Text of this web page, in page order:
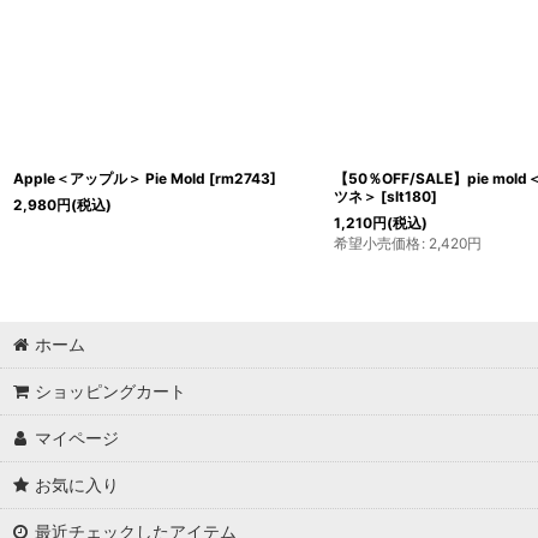
Apple＜アップル＞ Pie Mold [rm2743]
2,980円(税込)
【50％OFF/SALE】pie mold
ツネ＞ [slt180]
1,210円(税込)
希望小売価格: 2,420円
ホーム
ショッピングカート
マイページ
お気に入り
最近チェックしたアイテム